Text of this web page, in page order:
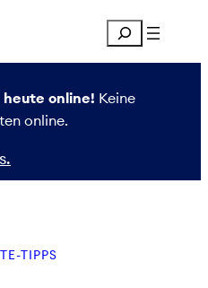
Search
heute online! Keine
online.
TIPPS